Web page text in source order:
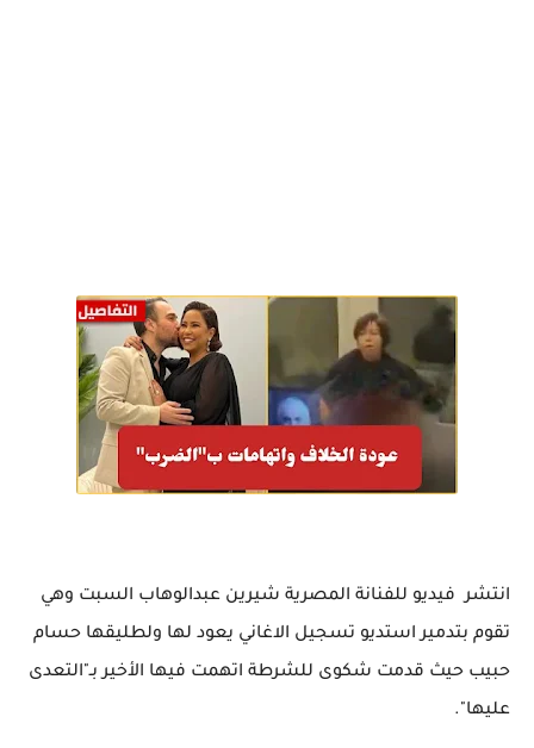
انتشر فيديو للفنانة المصرية شيرين عبدالوهاب السبت وهي
تقوم بتدمير استديو تسجيل الاغاني يعود لها ولطليقها حسام
حبيب حيث قدمت شكوى للشرطة اتهمت فيها الأخير بـ"التعدى
عليها".